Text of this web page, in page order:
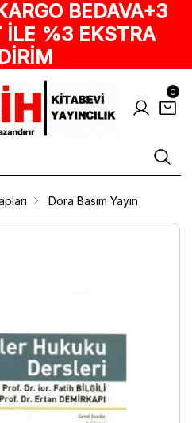
BEDAVA+3
İLE %3 EKSTRA
0
Dora Basım Yayın